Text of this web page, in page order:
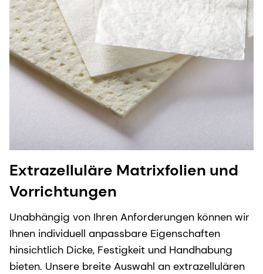
Extrazelluläre Matrixfolien und
Vorrichtungen
Unabhängig von Ihren Anforderungen können wir
Ihnen individuell anpassbare Eigenschaften
hinsichtlich Dicke, Festigkeit und Handhabung
bieten. Unsere breite Auswahl an extrazellulären